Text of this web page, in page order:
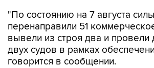
"По состоянию на 7 августа
перенаправили 51
вывели из строя два и
двух судов в рамках
говорится в сообщении.